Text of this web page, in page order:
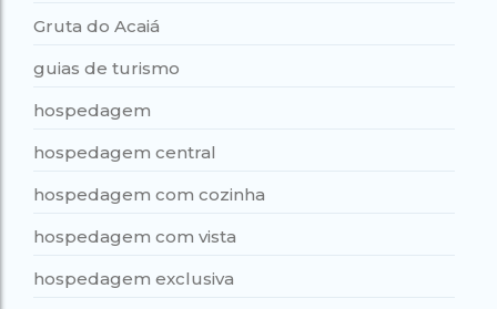
Gruta do Acaiá
guias de turismo
hospedagem
hospedagem central
hospedagem com cozinha
hospedagem com vista
hospedagem exclusiva